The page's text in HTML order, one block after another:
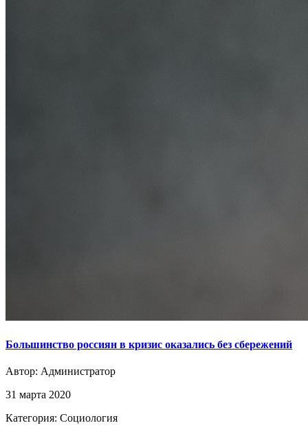
Большинство россиян в кризис оказались без сбережений
Автор: Администратор
31 марта 2020
Категория: Социология